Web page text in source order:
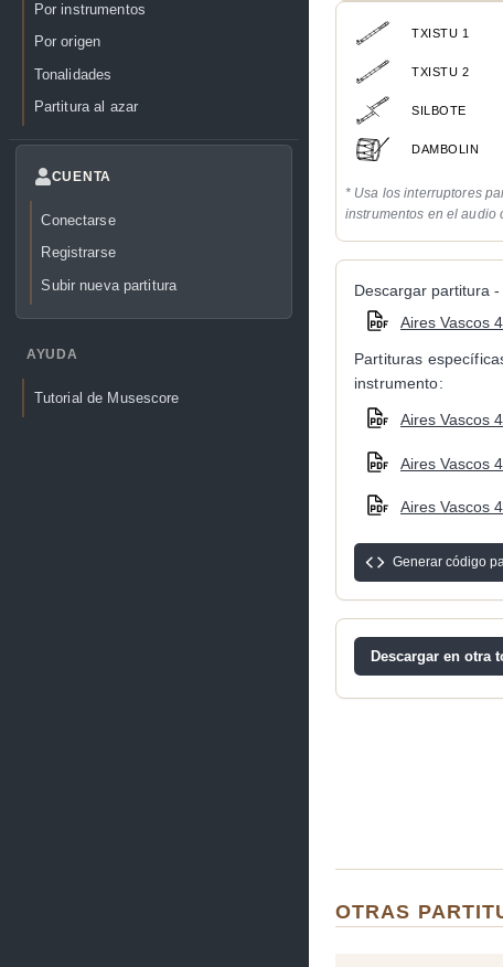
Por instrumentos
Por origen
Tonalidades
Partitura al azar
CUENTA
Conectarse
Registrarse
Subir nueva partitura
AYUDA
Tutorial de Musescore
TXISTU 1
TXISTU 2
SILBOTE
DAMBOLIN
* Usa los interruptores
instrumentos en el audio
Descargar partitura -
Aires Vascos
Partituras
instrumento:
Aires Vascos
Aires Vascos
Aires Vascos
Generar código
Descargar en otra
OTRAS